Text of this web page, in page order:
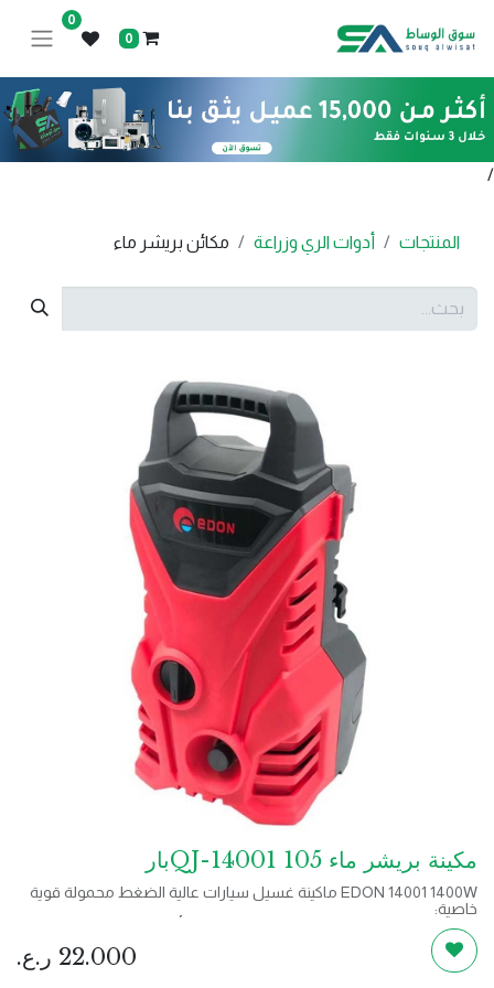
0
0
/
المنتجات أدوات الري وزراعة مكائن بريشر ماء
مكينة بريشر ماء QJ-14001 105بار
EDON 14001 1400W ماكينة غسيل سيارات عالية الضغط محمولة قوية
خاصية:
- شفط ذاتي للمياه يتم سحبها مباشرة من دلو أو خزان مياه
- مع عجلات ومقبض لسهولة الحركة
- يمكن ربط مسدس الرش والزناد بسهولة للتخزين المتقارب
- وظيفة التشغيل / الإيقاف التلقائي
22.000 ر.ع.